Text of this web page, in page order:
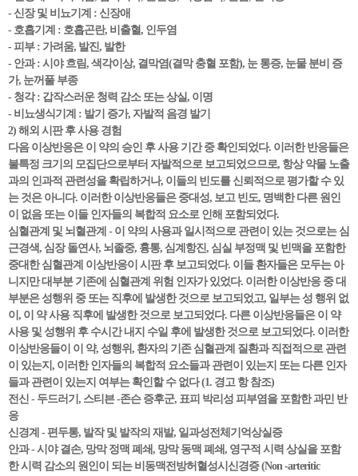
- 신장 및 비뇨기계 : 신장애
- 호흡기계 : 호흡곤란, 비출혈, 인두염
- 피부 : 가려움, 발진, 발한
- 안과 : 시야 흐림, 색각이상, 결막염(결막 충혈 포함), 눈 통증, 눈물 분비 증
가, 눈꺼풀 부종
- 청각 : 갑작스러운 청력 감소 또는 상실, 이명
- 비뇨생식기계 : 발기 증가, 자발적 음경 발기
2) 해외 시판 후 사용 경험
다음 이상반응은 이 약의 승인 후 사용 기간 중 확인되었다. 이러한 반응들은
불특정 크기의 모집단으로부터 자발적으로 보고되었으므로, 항상 약물 노출
과의 인과적 관련성을 확립하거나, 이들의 빈도를 신뢰적으로 평가할 수 있
는 것은 아니다. 이러한 이상반응들은 중대성, 보고 빈도, 명백한 다른 원인
이 없음 또는 이들 인자들의 복합적 요소로 인해 포함되었다.
심혈관계 및 뇌혈관계 - 이 약의 사용과 일시적으로 관련이 있는 것으로는 심
근경색, 심장 돌연사, 뇌졸중, 흉통, 심계항진, 심실 부정맥 및 빈맥을 포함한
중대한 심혈관계 이상반응이 시판 후 보고되었다. 이들 환자들은 모두는 아
니지만 대부분 기존에 심혈관계 위험 인자가 있었다. 이러한 이상반응 중 대
부분은 성행위 중 또는 직후에 발생한 것으로 보고되었고, 일부는 성 행위 없
이, 이 약 사용 직후에 발생한 것으로 보고되었다. 다른 이상반응들은 이 약
사용 및 성행위 후 수시간 내지 수일 후에 발생한 것으로 보고되었다. 이러한
이상반응들이 이 약, 성행위, 환자의 기존 심혈관계 질환과 직접적으로 관련
이 있는지, 이러한 인자들의 복합적 요소들과 관련이 있는지 또는 다른 인자
들과 관련이 있는지 여부는 확인할 수 없다 (1. 경고 항 참조)
전신 - 두드러기, 스티븐 -존슨 증후군, 표피 박리성 피부염을 포함한 과민 반
응
신경계 - 편두통, 발작 및 발작의 재발, 일과성전체기억상실증
안과 - 시야 결손, 망막 정맥 폐쇄, 망막 동맥 폐쇄, 영구적 시력 상실을 포함
한 시력 감소의 원인이 되는 비동맥전방허혈성시신경증 (Non -arteritic